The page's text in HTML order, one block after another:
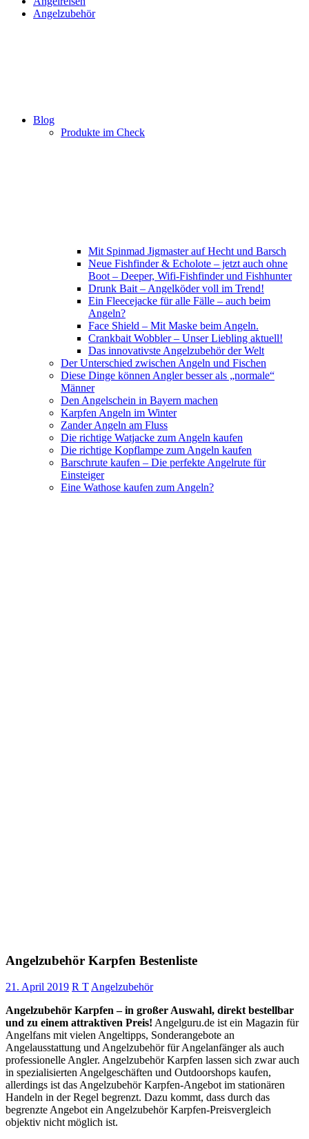
Angelzubehör
Blog
Produkte im Check
Mit Spinmad Jigmaster auf Hecht und Barsch
Neue Fishfinder & Echolote – jetzt auch ohne
Boot – Deeper, Wifi-Fishfinder und Fishhunter
Drunk Bait – Angelköder voll im Trend!
Ein Fleecejacke für alle Fälle – auch beim
Angeln?
Face Shield – Mit Maske beim Angeln.
Crankbait Wobbler – Unser Liebling aktuell!
Das innovativste Angelzubehör der Welt
Der Unterschied zwischen Angeln und Fischen
Diese Dinge können Angler besser als „normale“
Männer
Den Angelschein in Bayern machen
Karpfen Angeln im Winter
Zander Angeln am Fluss
Die richtige Watjacke zum Angeln kaufen
Die richtige Kopflampe zum Angeln kaufen
Barschrute kaufen – Die perfekte Angelrute für
Einsteiger
Eine Wathose kaufen zum Angeln?
Angelzubehör Karpfen Bestenliste
21. April 2019 R TAngelzubehör
Angelzubehör Karpfen – in großer Auswahl, direkt bestellbar
und zu einem attraktiven Preis! Angelguru.de ist ein Magazin für
Angelfans mit vielen Angeltipps, Sonderangebote an
Angelausstattung und Angelzubehör für Angelanfänger als auch
professionelle Angler. Angelzubehör Karpfen lassen sich zwar auch
in spezialisierten Angelgeschäften und Outdoorshops kaufen,
allerdings ist das Angelzubehör Karpfen-Angebot im stationären
Handeln in der Regel begrenzt. Dazu kommt, dass durch das
begrenzte Angebot ein Angelzubehör Karpfen-Preisvergleich
objektiv nicht möglich ist.